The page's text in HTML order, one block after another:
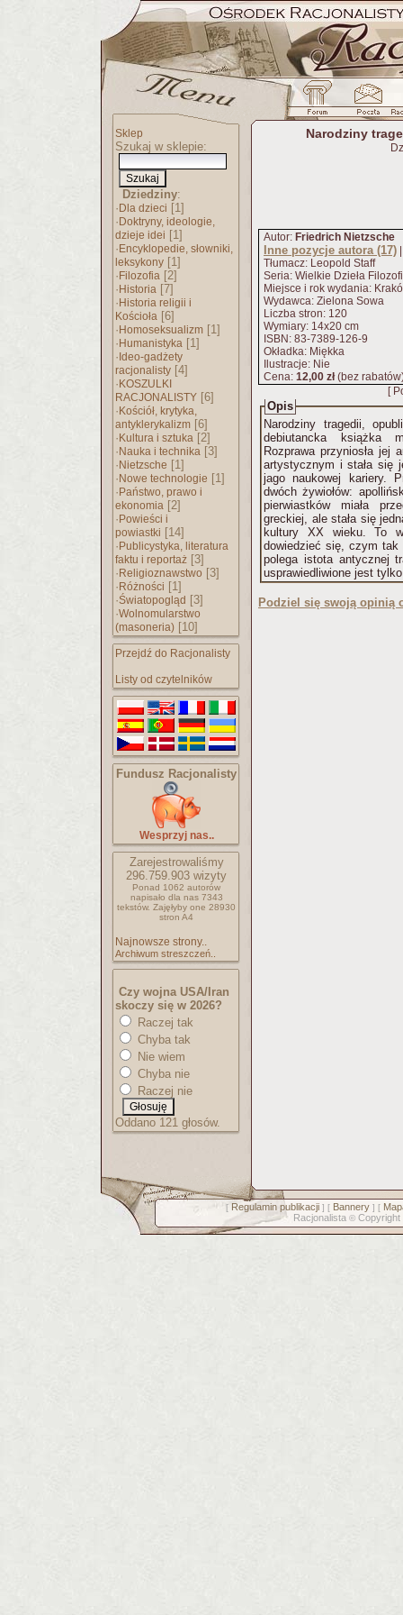
Sklep
Szukaj w sklepie:
Dziedziny:
· Dla dzieci [1]
· Doktryny, ideologie,
dzieje idei [1]
· Encyklopedie, słowniki,
leksykony [1]
· Filozofia [2]
· Historia [7]
· Historia religii i
Kościoła [6]
· Homoseksualizm [1]
· Humanistyka [1]
· Ideo-gadżety
racjonalisty [4]
· KOSZULKI
RACJONALISTY [6]
· Kościół, krytyka,
antyklerykalizm [6]
· Kultura i sztuka [2]
· Nauka i technika [3]
· Nietzsche [1]
· Nowe technologie [1]
· Państwo, prawo i
ekonomia [2]
· Powieści i
powiastki [14]
· Publicystyka, literatura
faktu i reportaż [3]
· Religioznawstwo [3]
· Różności [1]
·Światopogląd [3]
·Wolnomularstwo
(masoneria) [10]
Przejdź do Racjonalisty
Listy od czytelników
Fundusz Racjonalisty
Wesprzyj nas..
Zarejestrowaliśmy
296.759.903 wizyty
Ponad 1062 autorów
napisało dla nas 7343
tekstów. Zajęłyby one 28930
stron A4
Najnowsze strony..
Archiwum streszczeń..
Czy wojna USA/Iran
skoczy się w 2026?
Raczej tak
Chyba tak
Nie wiem
Chyba nie
Raczej nie
Oddano 121 głosów.
Narodziny
Autor: Friedrich Nietzsche
Inne pozycje autora (17)
Tłumacz: Leopold Staff
Seria: Wielkie Dzieła
Miejsce i rok wydania:
Wydawca: Zielona Sowa
Liczba stron: 120
Wymiary: 14x20 cm
ISBN: 83-7389-126-9
Okładka: Miękka
Ilustracje: Nie
Cena: 12,00 zł(bez
[
Opis
Narodziny tragedii,
debiutancka książka
Rozprawa przyniosła jej
artystycznym i stała się
jago naukowej kariery.
dwóch żywiołów:
pierwiastków miała
greckiej, ale stała się
kultury XX wieku. To
dowiedzieć się, czym tak
polega istota antycznej
usprawiedliwione jest
Podziel się swoją opinią
[ Regulamin publikacji] [ Bannery] [
Racjonalista © Copyright